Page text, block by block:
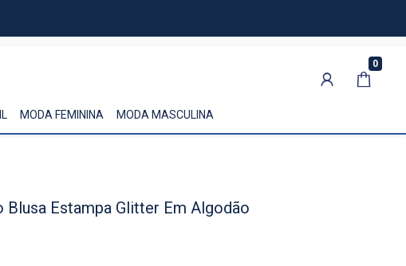
0
MODA FEMININA MODA MASCULINA
Blusa Estampa Glitter Em Algodão